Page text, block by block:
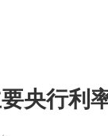
央行利